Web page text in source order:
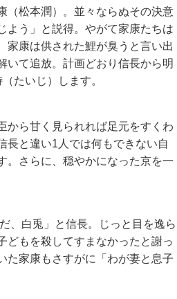
（松本潤）。並々ならぬその決意
よう」と説得。やがて家康たちは
家康は供された鯉が臭うと言い出
いて追放。計画どおり信長から明
たいじ）します。
から甘く見られれば足元をすくわ
長と違い1人では何もできない自
。さらに、穏やかになった京を一
、白兎」と信長。じっと目を逸ら
どもを殺してすまなかったと謝っ
た家康もさすがに「わが妻と息子